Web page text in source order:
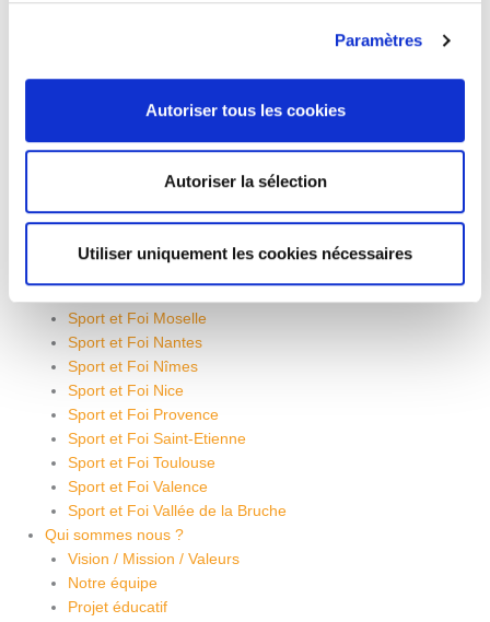
Paramètres
Autoriser tous les cookies
Autoriser la sélection
Utiliser uniquement les cookies nécessaires
Weekend Rassemblement Leaders
Weekend Rassemblement Leaders – Poursuivre votre
Nos actions
Formation Coeur de Champion
Près de chez vous
Sport et Foi Grenoble
Sport et Foi Moselle
Sport et Foi Nantes
Sport et Foi Nîmes
Sport et Foi Nice
Sport et Foi Provence
Sport et Foi Saint-Etienne
Sport et Foi Toulouse
Sport et Foi Valence
Sport et Foi Vallée de la Bruche
Qui sommes nous ?
Vision / Mission / Valeurs
Notre équipe
Projet éducatif